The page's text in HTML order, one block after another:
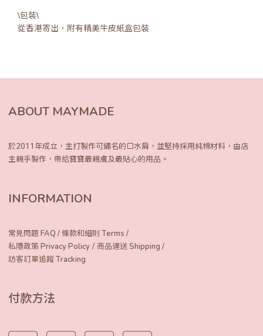
\包裝\
從香港寄出，附有精美牛皮紙盒包裝
ABOUT MAYMADE
於2011年成立，主打製作可繡名的口水肩， 並堅持採用純棉材料，由店
主親手製作， 帶給寶寶最親膚及最貼心的用品。
INFORMATION
常見問題 FAQ /條款和細則 Terms /
私隱政策 Privacy Policy / 商品運送 Shipping /
訪客訂單追蹤 Tracking
付款方法